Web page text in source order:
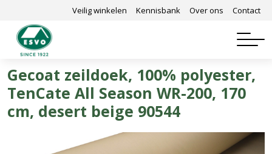
Veilig winkelen Kennisbank Over ons Contact
Gecoat zeildoek, 100% polyester,
TenCate All Season WR-200, 170
cm, desert beige 90544